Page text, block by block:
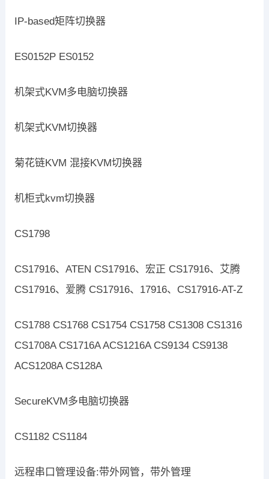
IP-based矩阵切换器
ES0152P ES0152
机架式KVM多电脑切换器
机架式KVM切换器
菊花链KVM 混接KVM切换器
机柜式kvm切换器
CS1798
CS17916、ATEN CS17916、宏正 CS17916、艾腾
CS17916、爱腾 CS17916、17916、CS17916-AT-Z
CS1788 CS1768 CS1754 CS1758 CS1308 CS1316
CS1708A CS1716A ACS1216A CS9134 CS9138
ACS1208A CS128A
SecureKVM多电脑切换器
CS1182 CS1184
远程串口管理设备:带外网管，带外管理